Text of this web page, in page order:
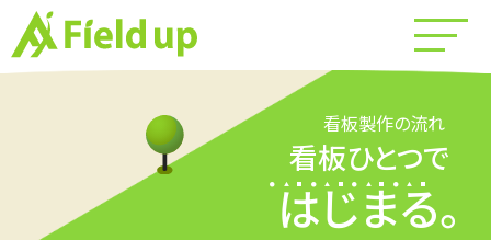
看板製作の流れ
看板ひとつで
はじまる。